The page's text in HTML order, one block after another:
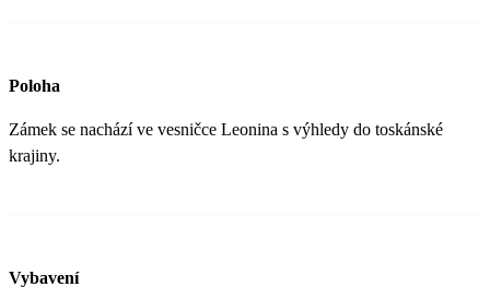
Poloha
Zámek se nachází ve vesničce Leonina s výhledy do toskánské
krajiny.
Vybavení